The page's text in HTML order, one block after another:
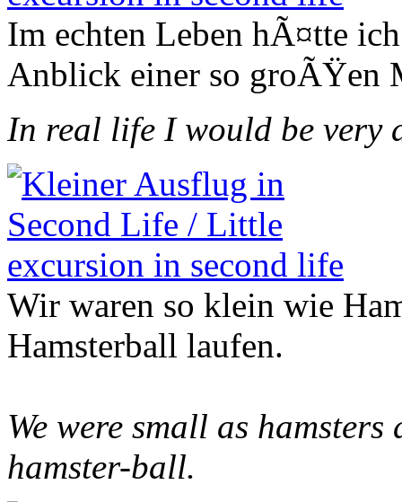
Im echten Leben hÃ¤tte
Anblick einer so groÃŸen
In real life I would be very
Wir waren so klein wie
Hamsterball laufen.
We were small as
hamster-ball.